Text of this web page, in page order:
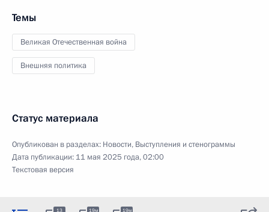
Темы
Великая Отечественная война
Внешняя политика
Статус материала
Опубликован в разделах: Новости, Выступления и стенограммы
Дата публикации: 11 мая 2025 года, 02:00
Текстовая версия
13 19м 19м